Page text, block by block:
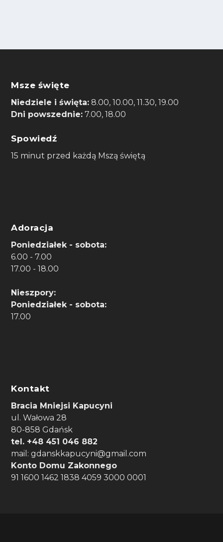
Msze święte
Niedziele i święta: 8.00, 10.00, 11.30, 19.00
Dni powszednie: 7.00, 18.00
Spowiedź
15 minut przed każdą Mszą świętą
Adoracja
Poniedziałek - sobota:
6.00 - 7.00
17.00 - 18.00
Nieszpory:
Poniedziałek - sobota:
17.00
Kontakt
Bracia Mniejsi Kapucyni
ul. Wałowa 28
80-858 Gdańsk
tel. +48 451 046 882
mail: gdanskkapucyni@gmail.com
Konto Domu Zakonnego
91 1600 1462 1838 4059 3000 0001